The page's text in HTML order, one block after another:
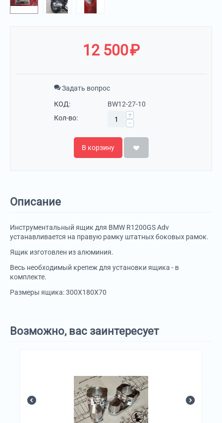
12 500₽
Задать вопрос
КОД:
BW12-27-10
Кол-во:
+
−
В корзину
Описание
Инструментальный ящик для BMW R1200GS Adv
устанавливается на правую рамку штатных боковых рамок.
Ящик изготовлен из алюминия.
Весь необходимый крепеж для установки ящика - в
комплекте.
Размеры ящика: 300X180X70
Возможно, вас заинтересует